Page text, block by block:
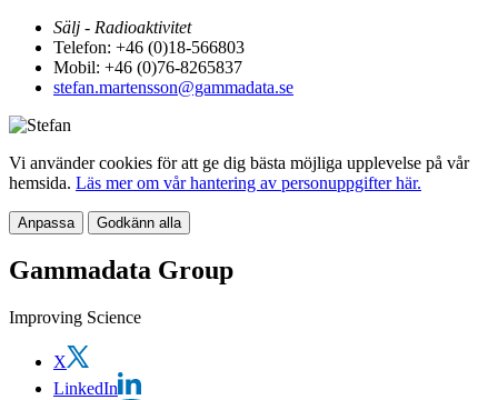
Sälj - Radioaktivitet
Telefon: +46 (0)18-566803
Mobil: +46 (0)76-8265837
stefan.martensson@gammadata.se
Vi använder cookies för att ge dig bästa möjliga upplevelse på vår
hemsida. Läs mer om vår hantering av personuppgifter här.
Anpassa Godkänn alla
Gammadata Group
Improving Science
X
LinkedIn